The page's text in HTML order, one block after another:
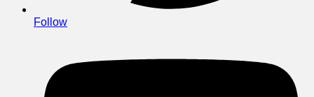
Follow